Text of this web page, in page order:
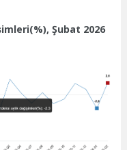
Şubat 2026